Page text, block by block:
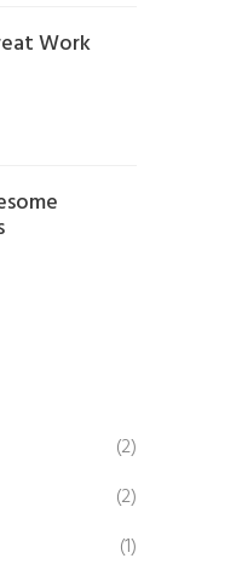
Work
(2)
(2)
(1)